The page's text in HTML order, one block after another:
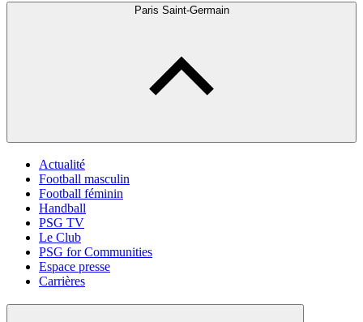
Paris Saint-Germain
Actualité
Football masculin
Football féminin
Handball
PSG TV
Le Club
PSG for Communities
Espace presse
Carrières